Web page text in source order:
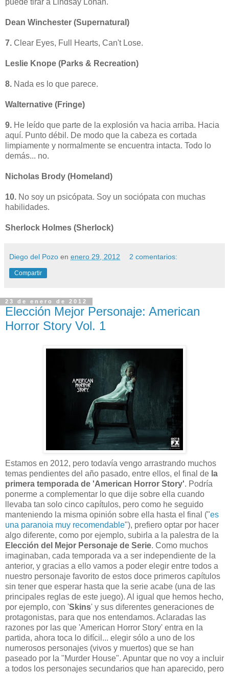
puede tirar a Lindsay Lohan.
Dean Winchester (Supernatural)
7. Clear Eyes, Full Hearts, Can't Lose.
Leslie Knope (Parks & Recreation)
8. Nada es lo que parece.
Walternative (Fringe)
9. He leído que parte de la explosión va hacia arriba. Hacia
aquí. Punto débil. De modo que la cabeza es cortada
limpiamente y normalmente se encuentra intacta. Todo lo
demás... no.
Nicholas Brody (Homeland)
10. No soy un psicópata. Soy un sociópata con muchas
habilidades.
Sherlock Holmes (Sherlock)
Diego del Pozo en enero 29, 2012 2 comentarios:
Compartir
23 de enero de 2012
Elección Mejor Personaje: American
Horror Story Vol. 1
Estamos en 2012, pero todavía vengo arrastrando muchos
temas pendientes del año pasado, entre ellos, el final de la
primera temporada de 'American Horror Story'. Podría
ponerme a complementar lo que dije sobre ella cuando
llevaba tan solo cinco capítulos, pero como he seguido
manteniendo la misma opinión sobre ella hasta el final ("es
una paranoia muy recomendable"), prefiero optar por hacer
algo diferente, como por ejemplo, subirla a la palestra de la
Elección del Mejor Personaje de Serie. Como muchos
imaginaban, cada temporada va a ser independiente de la
anterior, y gracias a ello vamos a poder elegir entre todos a
nuestro personaje favorito de estos doce primeros capítulos
sin tener que esperar hasta que la serie acabe (una de las
principales reglas de este juego). Al igual que hemos hecho,
por ejemplo, con 'Skins' y sus diferentes generaciones de
protagonistas, para que nos entendamos. Aclaradas las
razones por las que 'American Horror Story' entra en la
partida, ahora toca lo difícil... elegir sólo a uno de los
numerosos personajes (vivos y muertos) que se han
paseado por la "Murder House". Apuntar que no voy a incluir
a todos los personajes secundarios que han aparecido, pero